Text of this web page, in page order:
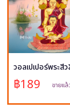
วอลเปเปอร์พระสีว
฿189 ขายแ